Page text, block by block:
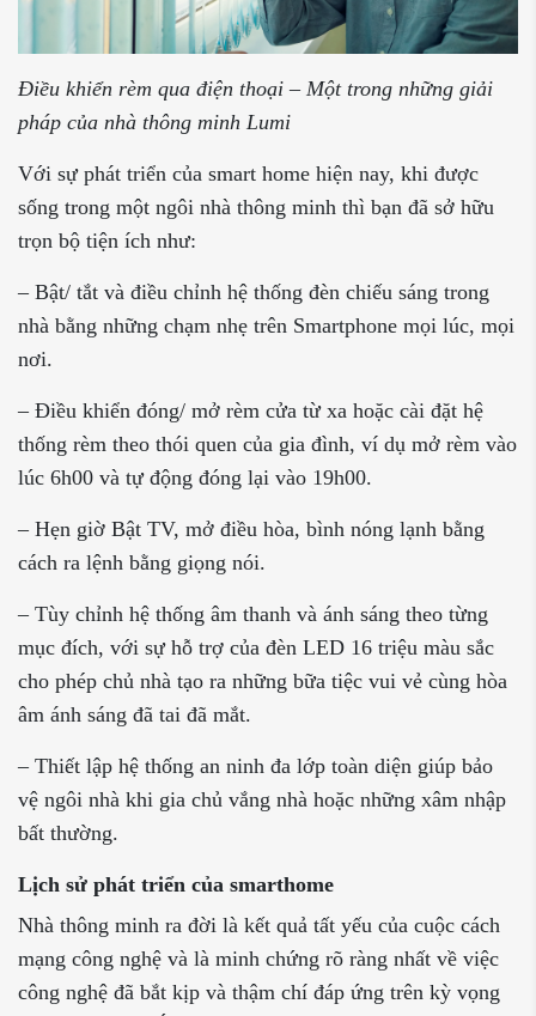
Điều khiển rèm qua điện thoại – Một trong những giải
pháp của nhà thông minh Lumi
Với sự phát triển của smart home hiện nay, khi được
sống trong một ngôi nhà thông minh thì bạn đã sở hữu
trọn bộ tiện ích như:
– Bật/ tắt và điều chỉnh hệ thống đèn chiếu sáng trong
nhà bằng những chạm nhẹ trên Smartphone mọi lúc, mọi
nơi.
– Điều khiển đóng/ mở rèm cửa từ xa hoặc cài đặt hệ
thống rèm theo thói quen của gia đình, ví dụ mở rèm vào
lúc 6h00 và tự động đóng lại vào 19h00.
– Hẹn giờ Bật TV, mở điều hòa, bình nóng lạnh bằng
cách ra lệnh bằng giọng nói.
– Tùy chỉnh hệ thống âm thanh và ánh sáng theo từng
mục đích, với sự hỗ trợ của đèn LED 16 triệu màu sắc
cho phép chủ nhà tạo ra những bữa tiệc vui vẻ cùng hòa
âm ánh sáng đã tai đã mắt.
– Thiết lập hệ thống an ninh đa lớp toàn diện giúp bảo
vệ ngôi nhà khi gia chủ vắng nhà hoặc những xâm nhập
bất thường.
Lịch sử phát triển của smarthome
Nhà thông minh ra đời là kết quả tất yếu của cuộc cách
mạng công nghệ và là minh chứng rõ ràng nhất về việc
công nghệ đã bắt kịp và thậm chí đáp ứng trên kỳ vọng